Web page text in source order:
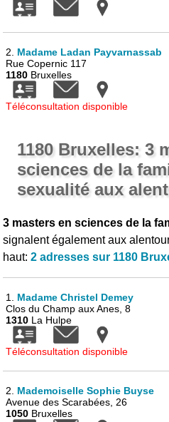
2. Madame Ladan Payvarnassab
Rue Copernic 117
1180 Bruxelles
Téléconsultation disponible
1180 Bruxelles: 3
sciences de la
sexualité aux
3 masters en sciences de la
signalent également aux
haut:2 adresses sur 1180
1. Madame Christel Demey
Clos du Champ aux Anes, 8
1310 La Hulpe
Téléconsultation disponible
2. Mademoiselle Sophie Buyse
Avenue des Scarabées, 26
1050 Bruxelles